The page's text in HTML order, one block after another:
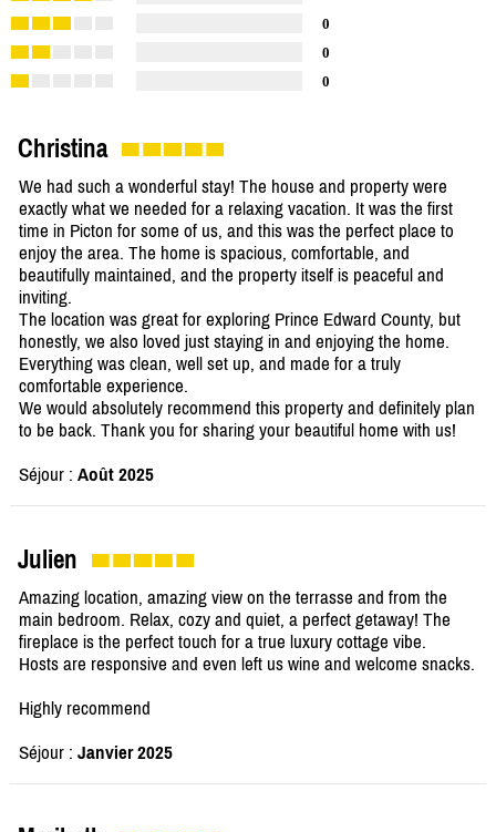
0
0
0
Christina
We had such a wonderful stay! The house and property were
exactly what we needed for a relaxing vacation. It was the first
time in Picton for some of us, and this was the perfect place to
enjoy the area. The home is spacious, comfortable, and
beautifully maintained, and the property itself is peaceful and
inviting.
The location was great for exploring Prince Edward County, but
honestly, we also loved just staying in and enjoying the home.
Everything was clean, well set up, and made for a truly
comfortable experience.
We would absolutely recommend this property and definitely plan
to be back. Thank you for sharing your beautiful home with us!
Séjour : Août 2025
Julien
Amazing location, amazing view on the terrasse and from the
main bedroom. Relax, cozy and quiet, a perfect getaway! The
fireplace is the perfect touch for a true luxury cottage vibe.
Hosts are responsive and even left us wine and welcome snacks.
Highly recommend
Séjour : Janvier 2025